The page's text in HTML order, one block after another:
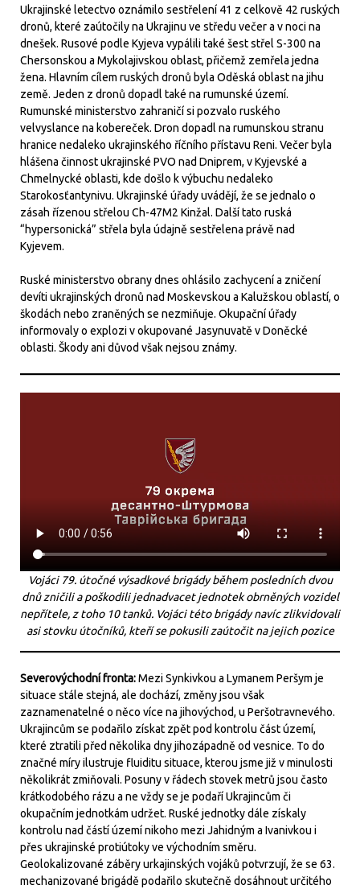
Ukrajinské letectvo oznámilo sestřelení 41 z celkově 42 ruských
dronů, které zaútočily na Ukrajinu ve středu večer a v noci na
dnešek. Rusové podle Kyjeva vypálili také šest střel S-300 na
Chersonskou a Mykolajivskou oblast, přičemž zemřela jedna
žena. Hlavním cílem ruských dronů byla Oděská oblast na jihu
země. Jeden z dronů dopadl také na rumunské území.
Rumunské ministerstvo zahraničí si pozvalo ruského
velvyslance na kobereček. Dron dopadl na rumunskou stranu
hranice nedaleko ukrajinského říčního přístavu Reni. Večer byla
hlášena činnost ukrajinské PVO nad Dniprem, v Kyjevské a
Chmelnycké oblasti, kde došlo k výbuchu nedaleko
Starokosťantynivu. Ukrajinské úřady uvádějí, že se jednalo o
zásah řízenou střelou Ch-47M2 Kinžal. Další tato ruská
“hypersonická” střela byla údajně sestřelena právě nad
Kyjevem.
Ruské ministerstvo obrany dnes ohlásilo zachycení a zničení
devíti ukrajinských dronů nad Moskevskou a Kalužskou oblastí, o
škodách nebo zraněných se nezmiňuje. Okupační úřady
informovaly o explozi v okupované Jasynuvatě v Doněcké
oblasti. Škody ani důvod však nejsou známy.
Vojáci 79. útočné výsadkové brigády během posledních dvou
dnů zničili a poškodili jednadvacet jednotek obrněných vozidel
nepřítele, z toho 10 tanků. Vojáci této brigády navíc zlikvidovali
asi stovku útočníků, kteří se pokusili zaútočit na jejich pozice
Severovýchodní fronta:Mezi Synkivkou a Lymanem Peršym je
situace stále stejná, ale dochází, změny jsou však
zaznamenatelné o něco více na jihovýchod, u Peršotravnevého.
Ukrajincům se podařilo získat zpět pod kontrolu část území,
které ztratili před několika dny jihozápadně od vesnice. To do
značné míry ilustruje fluiditu situace, kterou jsme již v minulosti
několikrát zmiňovali. Posuny v řádech stovek metrů jsou často
krátkodobého rázu a ne vždy se je podaří Ukrajincům či
okupačním jednotkám udržet. Ruské jednotky dále získaly
kontrolu nad částí území nikoho mezi Jahidným a Ivanivkou i
přes ukrajinské protiútoky ve východním směru.
Geolokalizované záběry urkajinských vojáků potvrzují, že se 63.
mechanizované brigádě podařilo skutečně dosáhnout určitého